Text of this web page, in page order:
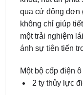
qua cử động đơn
không chỉ giúp
một trải nghiệm
ánh sự tiên tiến
Một bộ cốp điện
2 ty thủy lực